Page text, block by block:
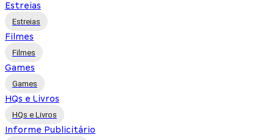
Estreias
Estreias
Filmes
Filmes
Games
Games
HQs e Livros
HQs e Livros
Informe Publicitário